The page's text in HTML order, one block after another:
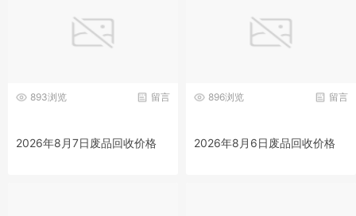
留言
893浏览
2026年8月7日废品回收价格
留言
896浏览
2026年8月6日废品回收价格